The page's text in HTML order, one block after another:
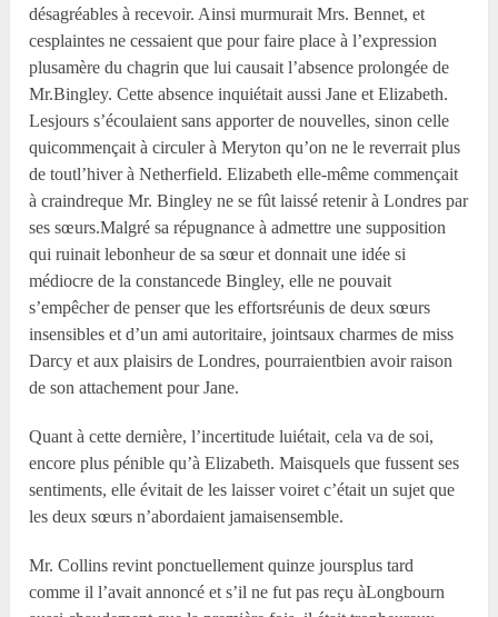
désagréables à recevoir. Ainsi murmurait Mrs. Bennet, et
cesplaintes ne cessaient que pour faire place à l’expression
plusamère du chagrin que lui causait l’absence prolongée de
Mr.Bingley. Cette absence inquiétait aussi Jane et Elizabeth.
Lesjours s’écoulaient sans apporter de nouvelles, sinon celle
quicommençait à circuler à Meryton qu’on ne le reverrait plus
de toutl’hiver à Netherfield. Elizabeth elle-même commençait
à craindreque Mr. Bingley ne se fût laissé retenir à Londres par
ses sœurs.Malgré sa répugnance à admettre une supposition
qui ruinait lebonheur de sa sœur et donnait une idée si
médiocre de la constancede Bingley, elle ne pouvait
s’empêcher de penser que les effortsréunis de deux sœurs
insensibles et d’un ami autoritaire, jointsaux charmes de miss
Darcy et aux plaisirs de Londres, pourraientbien avoir raison
de son attachement pour Jane.
Quant à cette dernière, l’incertitude luiétait, cela va de soi,
encore plus pénible qu’à Elizabeth. Maisquels que fussent ses
sentiments, elle évitait de les laisser voiret c’était un sujet que
les deux sœurs n’abordaient jamaisensemble.
Mr. Collins revint ponctuellement quinze joursplus tard
comme il l’avait annoncé et s’il ne fut pas reçu àLongbourn